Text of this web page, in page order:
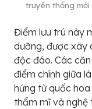
truyền thống mới
Điểm lưu trú này
dưỡng, được xây
độc đáo. Các
điểm chính giữa
hứng từ quốc
thẩm mĩ và nghệ